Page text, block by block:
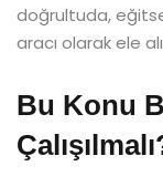
doğrultuda,
aracı olarak ele
Bu Konu